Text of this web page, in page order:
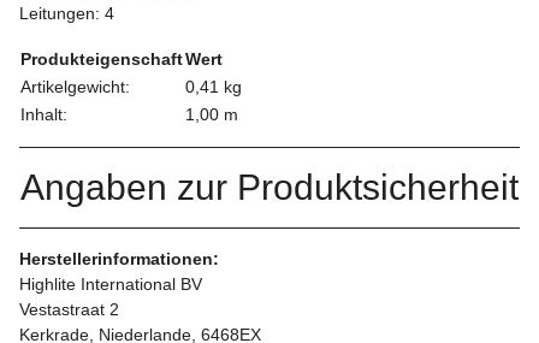
Leitungen: 4
ProdukteigenschaftWert
Artikelgewicht:
0,41 kg
Inhalt:
1,00 m
Angaben zur Produktsicherheit
Herstellerinformationen:
Highlite International BV
Vestastraat 2
Kerkrade, Niederlande, 6468EX